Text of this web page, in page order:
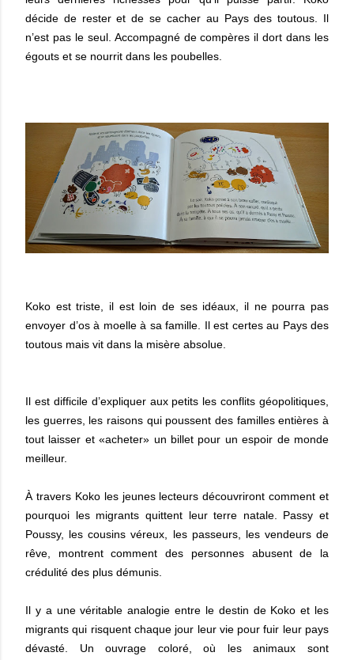
décide de rester et de se cacher au Pays des toutous. Il
n’est pas le seul. Accompagné de compères il dort dans les
égouts et se nourrit dans les poubelles.
Koko est triste, il est loin de ses idéaux, il ne pourra pas
envoyer d’os à moelle à sa famille. Il est certes au Pays des
toutous mais vit dans la misère absolue.
Il est difficile d’expliquer aux petits les conflits géopolitiques,
les guerres, les raisons qui poussent des familles entières à
tout laisser et «acheter» un billet pour un espoir de monde
meilleur.
À travers Koko les jeunes lecteurs découvriront comment et
pourquoi les migrants quittent leur terre natale. Passy et
Poussy, les cousins véreux, les passeurs, les vendeurs de
rêve, montrent comment des personnes abusent de la
crédulité des plus démunis.
Il y a une véritable analogie entre le destin de Koko et les
migrants qui risquent chaque jour leur vie pour fuir leur pays
dévasté. Un ouvrage coloré, où les animaux sont